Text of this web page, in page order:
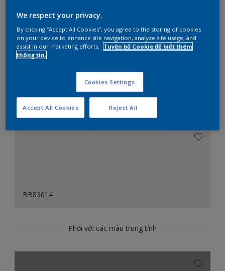
BB83014
Phối với các màu trung tính
We respect your privacy.
By clicking “Accept All Cookies”, you agree to the storing of cookies
on your device to enhance site navigation, analyze site usage, and
assist in our marketing efforts.
Tuyên bố Cookie để biết thêm
thông tin.
Cookies Settings
Reject All
Accept All Cookies